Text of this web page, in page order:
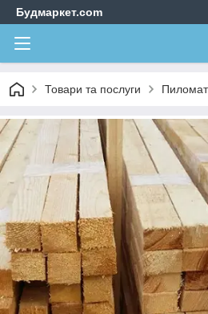
Будмаркет.com
Товари та послуги